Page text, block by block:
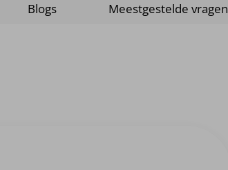
Blogs Meestgestelde vragen